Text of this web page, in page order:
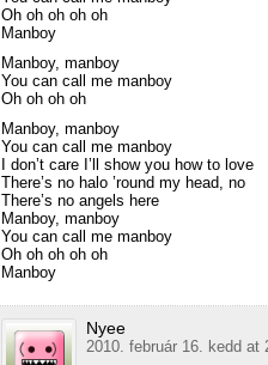
Oh oh oh oh oh
Manboy
Manboy, manboy
You can call me manboy
Oh oh oh oh
Manboy, manboy
You can call me manboy
I don’t care I’ll show you how to love
There’s no halo ’round my head, no
There’s no angels here
Manboy, manboy
You can call me manboy
Oh oh oh oh oh
Manboy
Nyee
2010. február 16. kedd at